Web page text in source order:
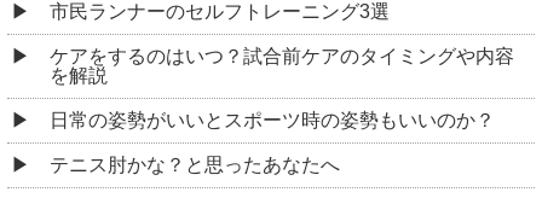
市民ランナーのセルフトレーニング3選
ケアをするのはいつ？試合前ケアのタイミングや内容
を解説
日常の姿勢がいいとスポーツ時の姿勢もいいのか？
テニス肘かな？と思ったあなたへ